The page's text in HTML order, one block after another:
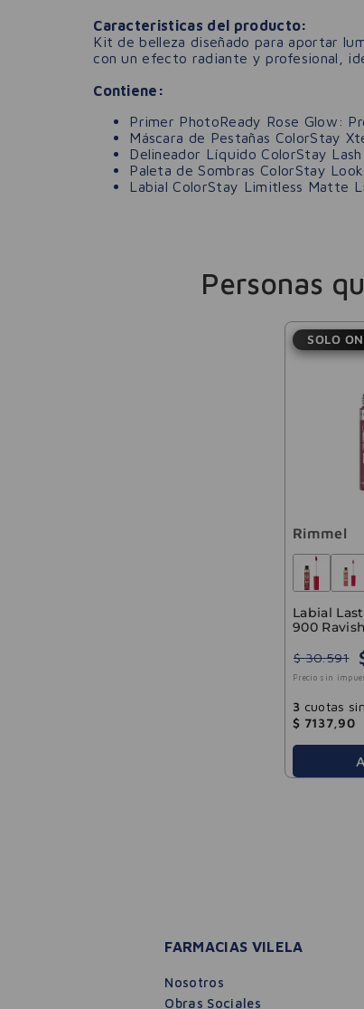
Caracteristicas del producto:
Kit de belleza diseñado para aportar
con un efecto radiante y profesional,
Contiene:
Primer PhotoReady Rose Glow:
Máscara de Pestañas ColorStay
Delineador Líquido ColorStay
Paleta de Sombras ColorStay
Labial ColorStay Limitless Matte
Personas
SOLO
Rimmel
Labial
900
$ 30.591
Precio sin
3 cuotas
$ 7137 ,90
FARMACIAS VILELA
Nosotros
Obras Sociales